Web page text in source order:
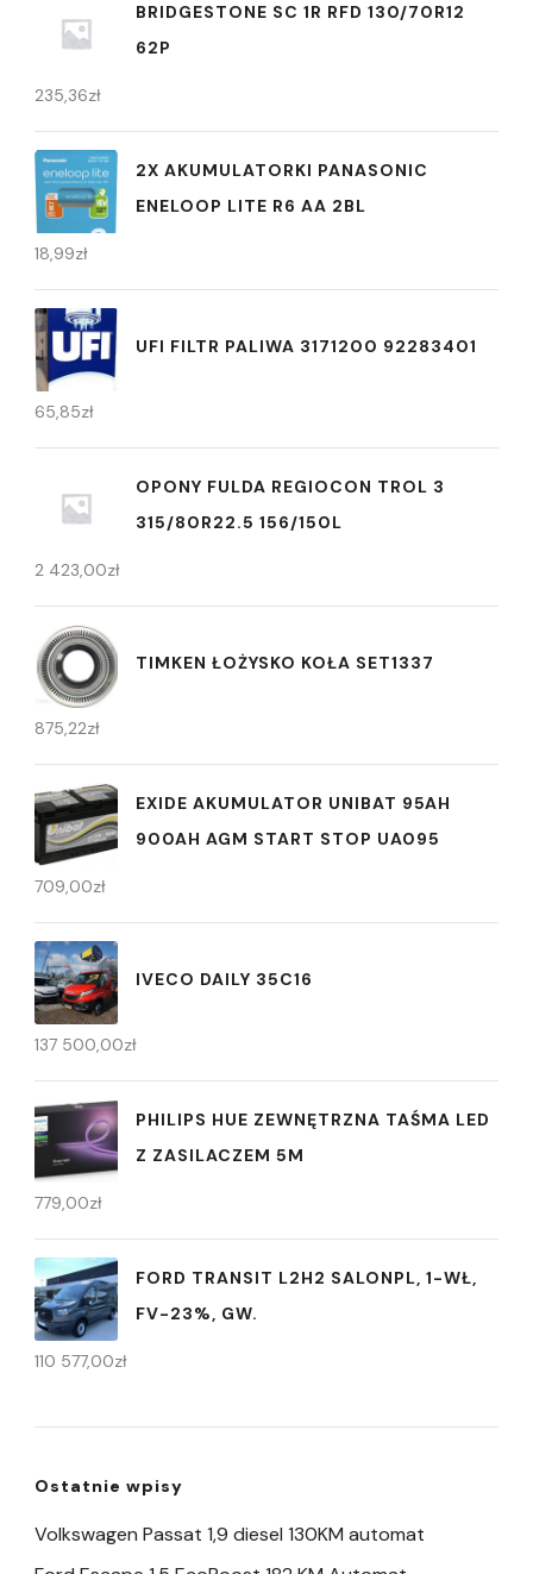
BRIDGESTONE SC 1R RFD 130/70R12
62P
235,36zł
2X AKUMULATORKI PANASONIC
ENELOOP LITE R6 AA 2BL
18,99zł
UFI FILTR PALIWA 3171200 92283401
65,85zł
OPONY FULDA REGIOCON TROL 3
315/80R22.5 156/150L
2 423,00zł
TIMKEN ŁOŻYSKO KOŁA SET1337
875,22zł
EXIDE AKUMULATOR UNIBAT 95AH
900AH AGM START STOP UA095
709,00zł
IVECO DAILY 35C16
137 500,00zł
PHILIPS HUE ZEWNĘTRZNA TAŚMA LED
Z ZASILACZEM 5M
779,00zł
FORD TRANSIT L2H2 SALONPL, 1-WŁ,
FV-23%, GW.
110 577,00zł
Ostatnie wpisy
Volkswagen Passat 1,9 diesel 130KM automat